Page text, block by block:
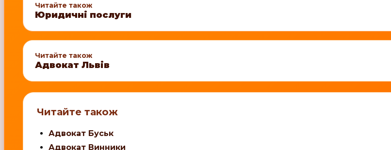
Читайте також
Юридичні послуги
Читайте також
Адвокат Львів
Читайте також
Адвокат Буськ
Адвокат Винники